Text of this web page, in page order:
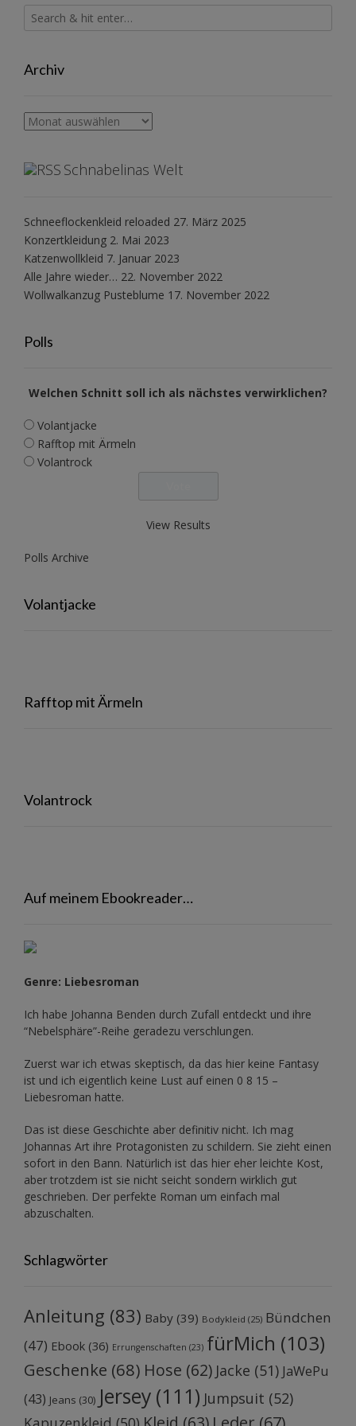
Archiv
Archiv
Schnabelinas Welt
Schneeflockenkleid reloaded 27. März 2025
Konzertkleidung 2. Mai 2023
Katzenwollkleid 7. Januar 2023
Alle Jahre wieder… 22. November 2022
Wollwalkanzug Pusteblume 17. November 2022
Polls
Welchen Schnitt soll ich als nächstes verwirklichen?
Volantjacke
Rafftop mit Ärmeln
Volantrock
View Results
Polls Archive
Volantjacke
Rafftop mit Ärmeln
Volantrock
Auf meinem Ebookreader…
Genre: Liebesroman
Ich habe Johanna Benden durch Zufall entdeckt und ihre
“Nebelsphäre”-Reihe geradezu verschlungen.
Zuerst war ich etwas skeptisch, da das hier keine Fantasy
ist und ich eigentlich keine Lust auf einen 0 8 15 –
Liebesroman hatte.
Das ist diese Geschichte aber definitiv nicht. Ich mag
Johannas Art ihre Protagonisten zu schildern. Sie zieht einen
sofort in den Bann. Natürlich ist das hier eher leichte Kost,
aber trotzdem ist sie nicht seicht sondern wirklich gut
geschrieben. Der perfekte Roman um einfach mal
abzuschalten.
Schlagwörter
Anleitung (83) Baby (39) Bodykleid (25) Bündchen
(47) Ebook (36) Errungenschaften (23) fürMich (103)
Geschenke (68) Hose (62) Jacke (51) JaWePu
(43) Jeans (30) Jersey (111) Jumpsuit (52)